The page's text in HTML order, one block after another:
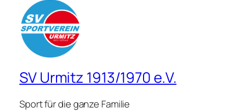
SV Urmitz 1913/1970 e.V.
Sport für die ganze Familie